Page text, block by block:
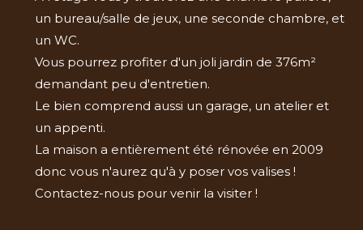
un bureau/salle de jeux, une seconde chambre, et
un WC.
Vous pourrez profiter d'un joli jardin de 376m²
demandant peu d'entretien.
Le bien comprend aussi un garage, un atelier et
un appenti.
La maison a entièrement été rénovée en 2009
donc vous n'aurez qu'à y poser vos valises !
Contactez-nous pour venir la visiter !